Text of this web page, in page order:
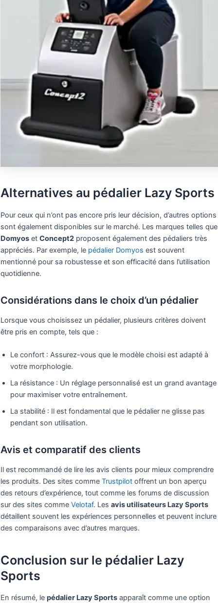
Alternatives au pédalier Lazy Sports
Pour ceux qui n’ont pas encore pris leur décision, d’autres options
sont également disponibles sur le marché. Les marques telles que
Domyos et Concept2 proposent également des pédaliers très
appréciés. Par exemple, le pédalier Domyos est souvent
mentionné pour sa robustesse et son efficacité dans l’utilisation
quotidienne.
Considérations dans le choix d’un pédalier
Lorsque vous choisissez un pédalier, plusieurs critères doivent
être pris en compte, tels que :
Le confort : Assurez-vous que le modèle choisi est adapté à
votre morphologie.
La résistance : Un réglage personnalisé est un grand avantage
pour maximiser votre entraînement.
La stabilité : Il est fondamental que le pédalier ne glisse pas
pendant son utilisation.
Avis et comparatif des clients
Il est recommandé de lire les avis clients pour mieux comprendre
les produits. Des sites comme Trustpilot offrent un bon aperçu
des retours d’expérience, tout comme les forums de discussion
sur des sites comme Velotaf. Les avis utilisateurs Lazy Sports
détaillent souvent les expériences personnelles et peuvent inclure
des comparaisons avec d’autres marques.
Conclusion sur le pédalier Lazy
Sports
En résumé, le pédalier Lazy Sports apparaît comme une option